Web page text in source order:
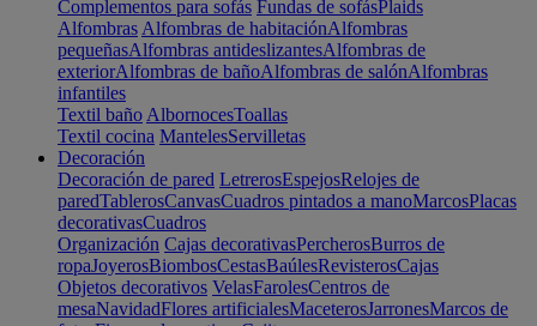
Complementos para sofás Fundas de sofásPlaids
Alfombras Alfombras de habitaciónAlfombras
pequeñasAlfombras antideslizantesAlfombras de
exteriorAlfombras de bañoAlfombras de salónAlfombras
infantiles
Textil baño AlbornocesToallas
Textil cocina MantelesServilletas
Decoración
Decoración de pared LetrerosEspejosRelojes de
paredTablerosCanvasCuadros pintados a manoMarcosPlacas
decorativasCuadros
Organización Cajas decorativasPercherosBurros de
ropaJoyerosBiombosCestasBaúlesRevisterosCajas
Objetos decorativos VelasFarolesCentros de
mesaNavidadFlores artificialesMaceterosJarronesMarcos de